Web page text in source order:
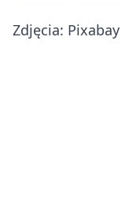
Zdjęcia: Pixabay